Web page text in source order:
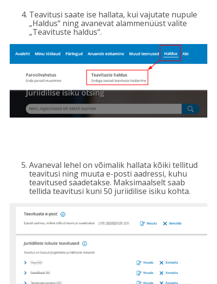
Teavitusi saate ise hallata, kui vajutate nupule
„Haldus“ ning avanevat alammenüüst valite
„Teavituste haldus“.
Avaneval lehel on võimalik hallata kõiki tellitud
teavitusi ning muuta e-posti aadressi, kuhu
teavitused saadetakse. Maksimaalselt saab
tellida teavitusi kuni 50 juriidilise isiku kohta.